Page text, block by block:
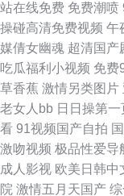
日韩操逼网 51黑料第
伦 午夜激情在线 91影
美色图2P 天美mv入口
线视频 亚洲一本道在
播放 日韩A片做爱网站
站在线免费 免费潮喷
操碰高清免费视频 午
媒倩女幽魂 超清国产
吃瓜福利小视频 免费
草香蕉 激情另类图片
老女人bb 日日操第一
看 91视频国产自拍
激吻视频 极品性爱导
成人影视 欧美日韩中
院 激情五月天国产